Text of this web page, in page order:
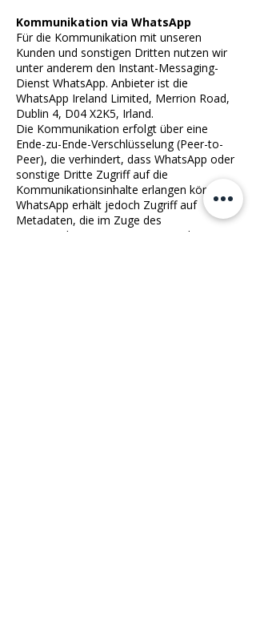
Kommunikation via WhatsApp
Für die Kommunikation mit unseren
Kunden und sonstigen Dritten nutzen wir
unter anderem den Instant-Messaging-
Dienst WhatsApp. Anbieter ist die
WhatsApp Ireland Limited, Merrion Road,
Dublin 4, D04 X2K5, Irland.
Die Kommunikation erfolgt über eine
Ende-zu-Ende-Verschlüsselung (Peer-to-
Peer), die verhindert, dass WhatsApp oder
sonstige Dritte Zugriff auf die
Kommunikationsinhalte erlangen können.
WhatsApp erhält jedoch Zugriff auf
Metadaten, die im Zuge des
Kommunikationsvorgangs entstehen (z. B.